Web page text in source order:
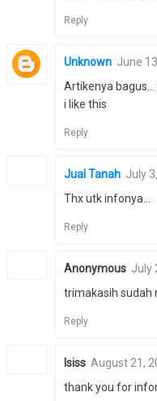
Reply
Unknown June
Artikenya bagus...
i like this
Reply
Jual Tanah July
Thx utk infonya...
Reply
Anonymous July
trimakasih sudah
Reply
Isiss August 21,
thank you for